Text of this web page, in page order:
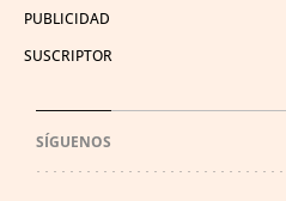
PUBLICIDAD
SUSCRIPTOR
SÍGUENOS